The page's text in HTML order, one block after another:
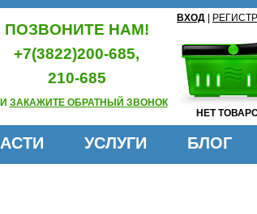
ПОЗВОНИТЕ НАМ!
+7(3822)200-685,
210-685
ЗАКАЖИТЕ ОБРАТНЫЙ ЗВОНОК
ВХОД
НЕТ
УСЛУГИ БЛОГ